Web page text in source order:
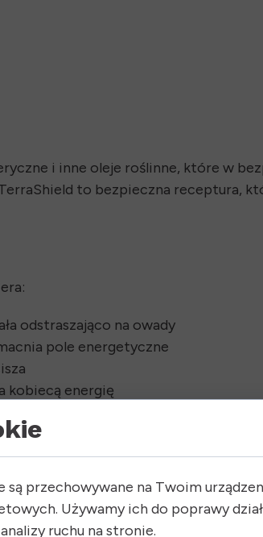
i inne oleje roślinne, które w
to bezpieczna receptura,
odstraszająco na owady
pole energetyczne
kobiecą energię
mięta pieprzowa, wanylia
i amulety ochronne
są przechowywane na Twoim
Używamy ich do poprawy
ruchu na stronie.